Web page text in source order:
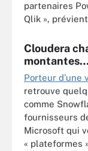
partenaires
Qlik »,
Cloudera
Porteur d’une
retrouve
comme
fournisseurs
Microsoft qui
« plateformes